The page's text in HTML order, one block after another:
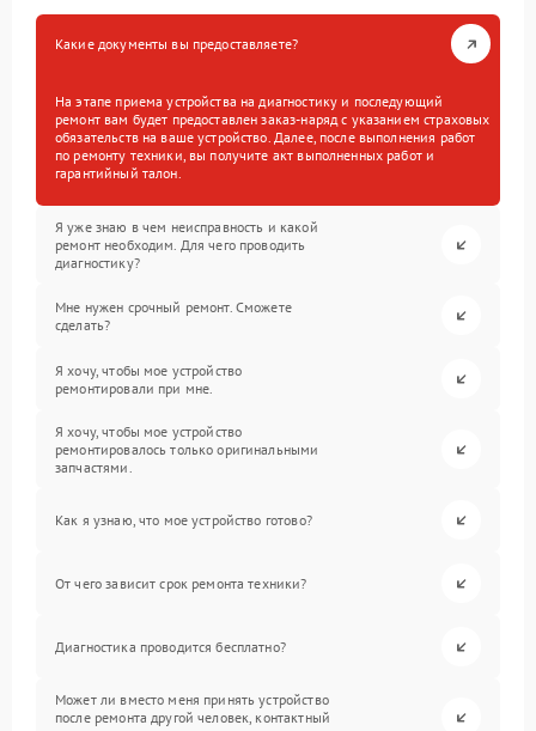
Какие документы вы предоставляете?
На этапе приема устройства на диагностику и последующий
ремонт вам будет предоставлен заказ-наряд с указанием страховых
обязательств на ваше устройство. Далее, после выполнения работ
по ремонту техники, вы получите акт выполненных работ и
гарантийный талон.
Я уже знаю в чем неисправность и какой
ремонт необходим. Для чего проводить
диагностику?
Мне нужен срочный ремонт. Сможете
сделать?
Я хочу, чтобы мое устройство
ремонтировали при мне.
Я хочу, чтобы мое устройство
ремонтировалось только оригинальными
запчастями.
Как я узнаю, что мое устройство готово?
От чего зависит срок ремонта техники?
Диагностика проводится бесплатно?
Может ли вместо меня принять устройство
после ремонта другой человек, контактный